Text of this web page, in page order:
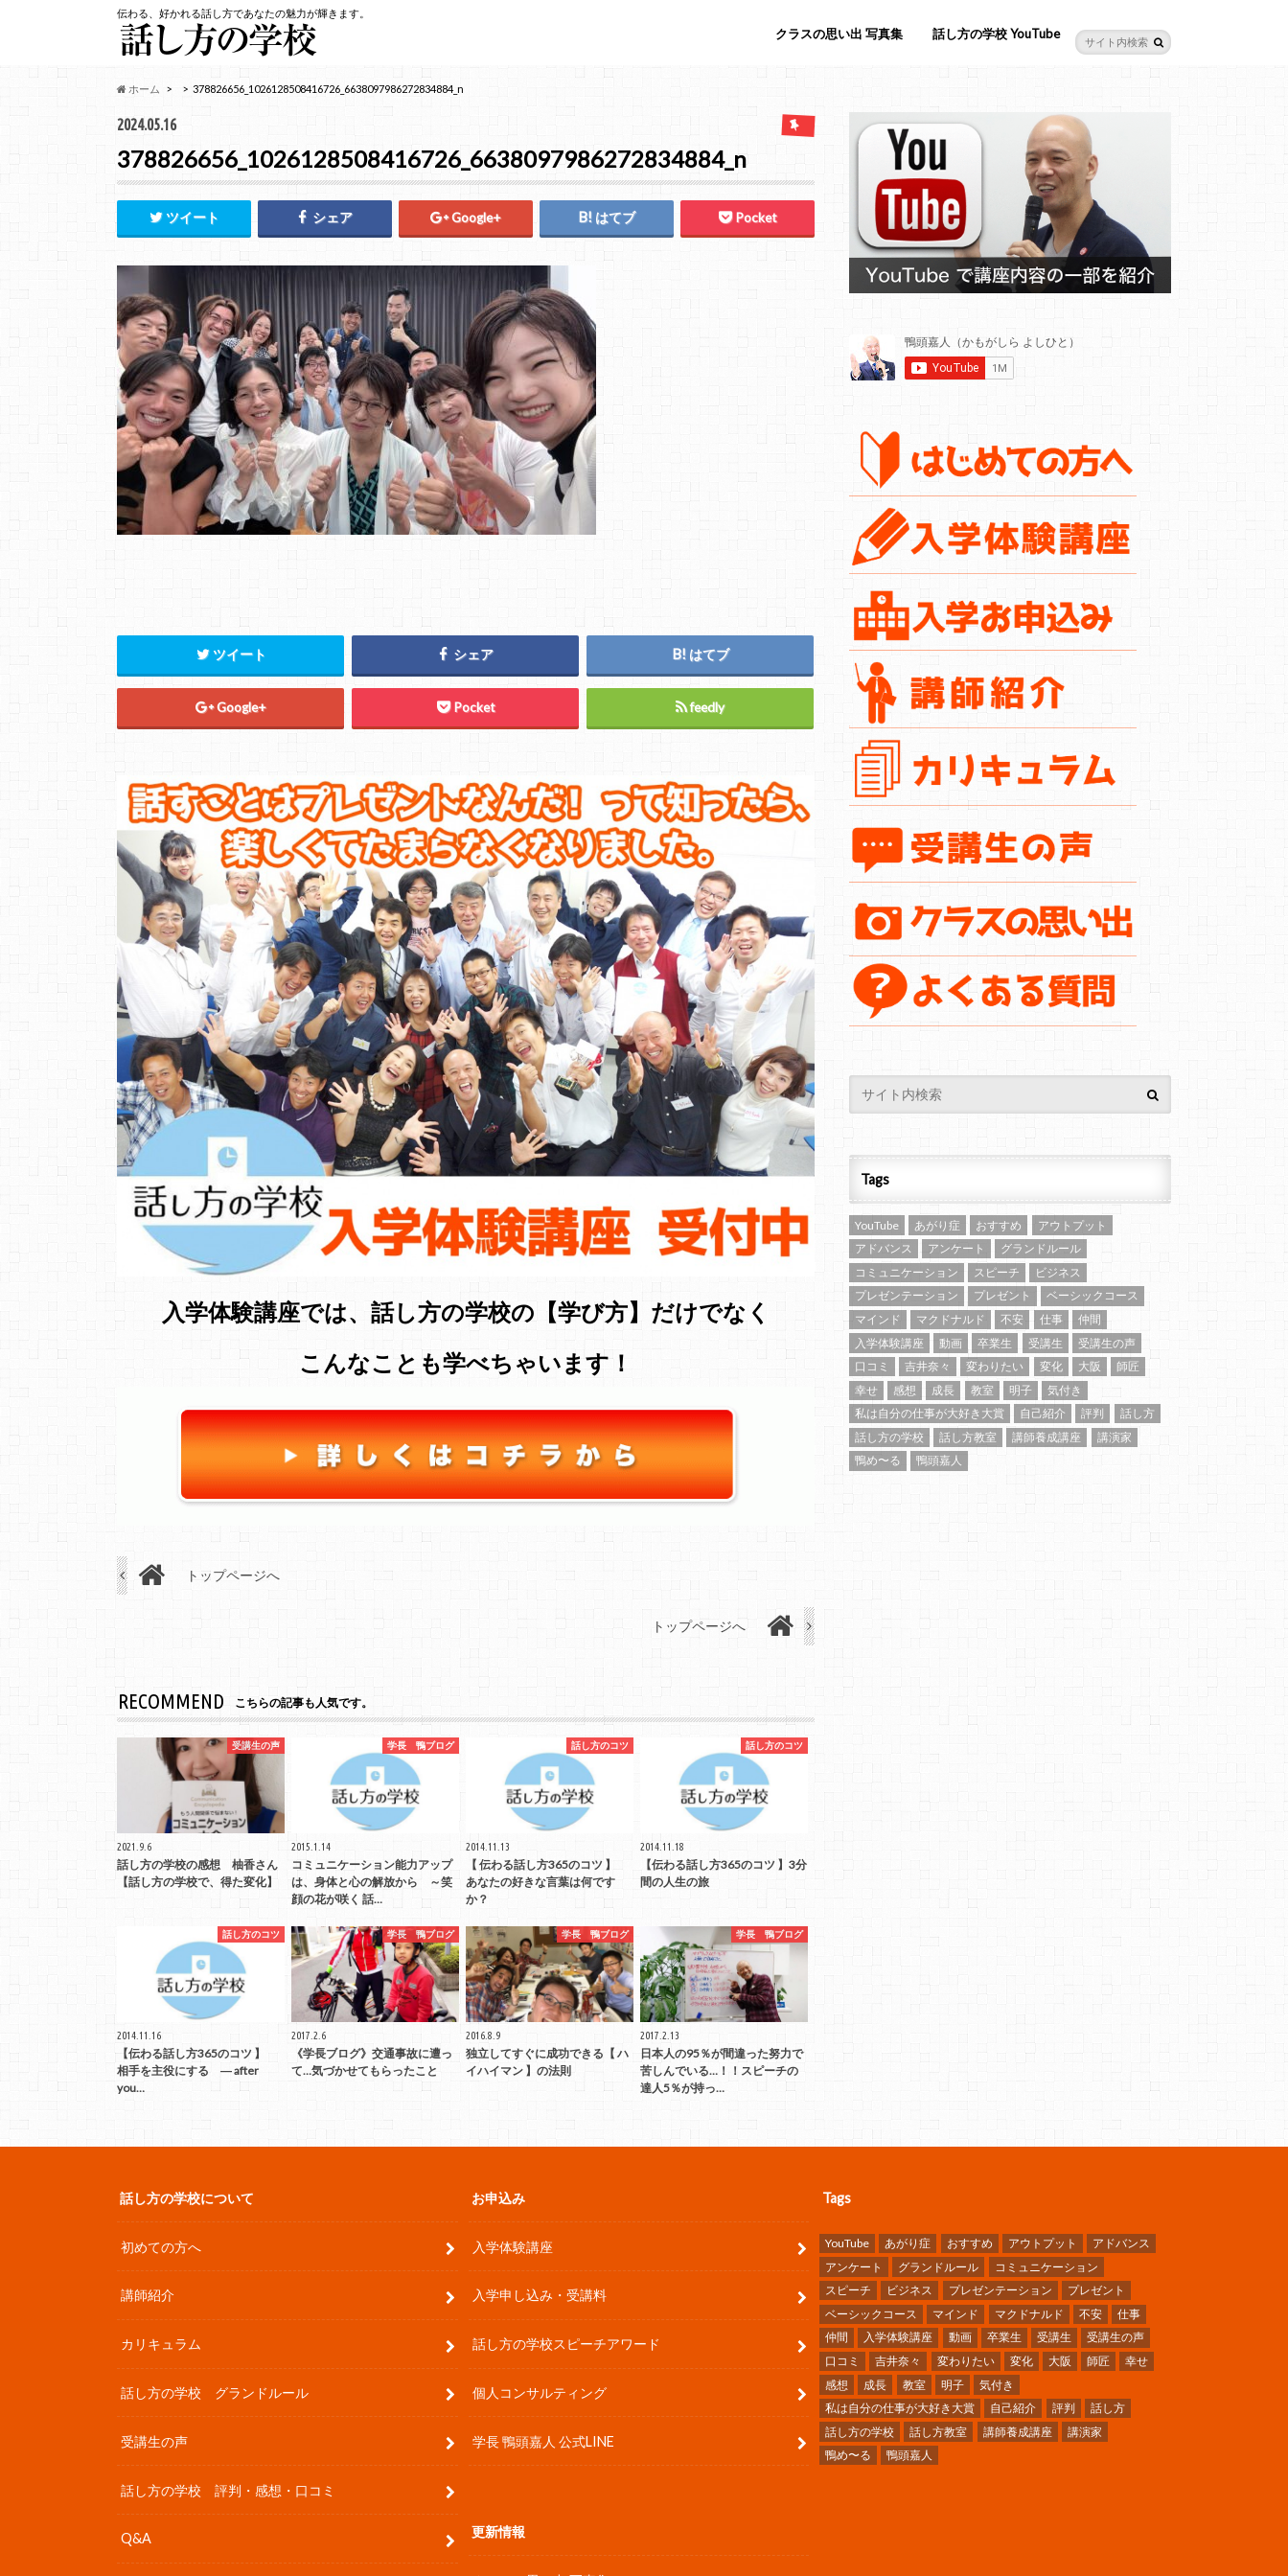
伝わる、好かれる話し方であなたの魅力が輝きます。
クラスの思い出 写真集 話し方の学校 YouTube
ホーム 378826656_1026128508416726_6638097986272834884_n
2024.05.16
378826656_1026128508416726_6638097986272834884_n
ツイート シェア Google+ はてブ Pocket
ツイート シェア はてブ
Google+ Pocket feedly
入学体験講座では、話し方の学校の【学び方】だけでなく
こんなことも学べちゃいます！
トップページへ
トップページへ
RECOMMEND こちらの記事も人気です。
受講生の声
2021.9.6
話し方の学校の感想 柚香さん
【話し方の学校で、得た変化】
学長 鴨ブログ
2015.1.14
コミュニケーション能力アップ
は、身体と心の解放から ～笑
顔の花が咲く 話…
話し方のコツ
2014.11.13
【 伝わる話し方365のコツ 】
あなたの好きな言葉は何です
か？
話し方のコツ
2014.11.18
【伝わる話し方365のコツ 】3分
間の人生の旅
話し方のコツ
2014.11.16
【伝わる話し方365のコツ 】
相手を主役にする ― after
you…
学長 鴨ブログ
2017.2.6
《学長ブログ》交通事故に遭っ
て…気づかせてもらったこと
学長 鴨ブログ
2016.8.9
独立してすぐに成功できる【 ハ
イハイマン 】の法則
学長 鴨ブログ
2017.2.13
日本人の95％が間違った努力で
苦しんでいる…！！スピーチの
達人5％が持っ…
Tags
YouTube あがり症 おすすめ
アウトプット
アドバンス
アンケート
グランドルール
コミュニケーション
スピーチ
ビジネス
プレゼンテーション
プレゼント
ベーシックコース
マインド
マクドナルド 不安 仕事
仲間
入学体験講座
動画 卒業生 受講生
受講生の声
口コミ
吉井奈々 変わりたい 変化 大阪
師匠
幸せ
感想 成長 教室 明子
気付き
私は自分の仕事が大好き大賞
自己紹介 評判
話し方
話し方の学校
話し方教室 講師養成講座
講演家
鴨め〜る
鴨頭嘉人
話し方の学校について
初めての方へ
講師紹介
カリキュラム
話し方の学校 グランドルール
受講生の声
話し方の学校 評判・感想・口コミ
Q&A
お申込み
入学体験講座
入学申し込み・受講料
話し方の学校スピーチアワード
個人コンサルティング
学長 鴨頭嘉人 公式LINE
更新情報
Tags
YouTube あがり症 おすすめ アウトプット
アドバンス
アンケート
グランドルール
コミュニケーション
スピーチ
ビジネス プレゼンテーション
プレゼント
ベーシックコース
マインド マクドナルド 不安
仕事
仲間
入学体験講座 動画 卒業生 受講生
受講生の声
口コミ
吉井奈々 変わりたい 変化 大阪 師匠
幸せ
感想
成長 教室 明子
気付き
私は自分の仕事が大好き大賞
自己紹介 評判
話し方
話し方の学校
話し方教室 講師養成講座
講演家
鴨め〜る
鴨頭嘉人